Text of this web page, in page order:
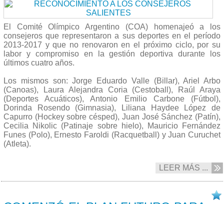
El Comité Olímpico Argentino (COA) homenajeó a los
consejeros que representaron a sus deportes en el período
2013-2017 y que no renovaron en el próximo ciclo, por su
labor y compromiso en la gestión deportiva durante los
últimos cuatro años.
Los mismos son: Jorge Eduardo Valle (Billar), Ariel Arbo
(Canoas), Laura Alejandra Coria (Cestoball), Raúl Araya
(Deportes Acuáticos), Antonio Emilio Carbone (Fútbol),
Dorinda Rosendo (Gimnasia), Liliana Haydee López de
Capurro (Hockey sobre césped), Juan José Sánchez (Patín),
Cecilia Nikolic (Patinaje sobre hielo), Mauricio Fernández
Funes (Polo), Ernesto Faroldi (Racquetball) y Juan Curuchet
(Atleta).
LEER MÁS ...